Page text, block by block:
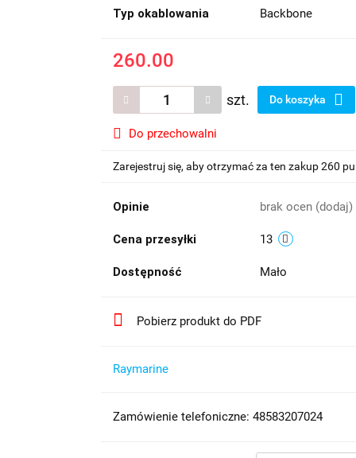
Typ okablowania Backbone
260.00
szt. Do koszyka
Do przechowalni
Zarejestruj się, aby otrzymać za ten zakup 260
Opinie brak ocen (dodaj)
Cena przesyłki 13
Dostępność Mało
Pobierz produkt do PDF
Raymarine
Zamówienie telefoniczne: 48583207024